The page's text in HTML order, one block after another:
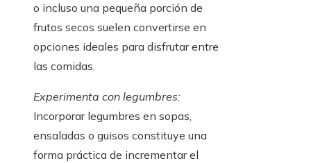
o incluso una pequeña porción de
frutos secos suelen convertirse en
opciones ideales para disfrutar entre
las comidas.
Experimenta con legumbres:
Incorporar legumbres en sopas,
ensaladas o guisos constituye una
forma práctica de incrementar el